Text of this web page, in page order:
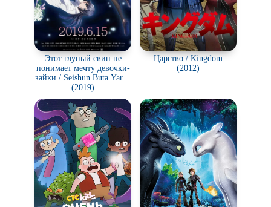
Этот глупый свин не
понимает мечту девочки-
зайки / Seishun Buta Yarou
wa Yumemiru Shoujo no
Yume o Minai
(2019)
Царство / Kingdom
(2012)